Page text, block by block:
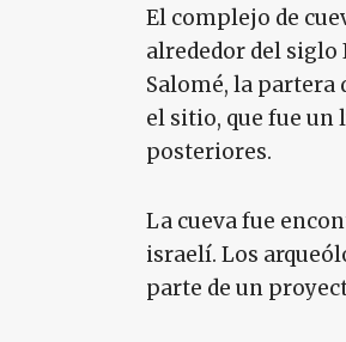
El complejo de
alrededor del siglo
Salomé, la partera
el sitio, que fue un
posteriores.
La cueva fue
israelí. Los
parte de un